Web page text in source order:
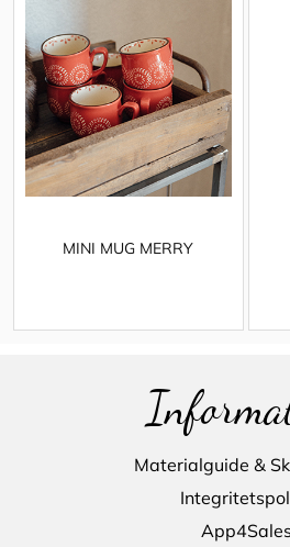
MINI MUG MERRY
Materialguide &
App4Sales